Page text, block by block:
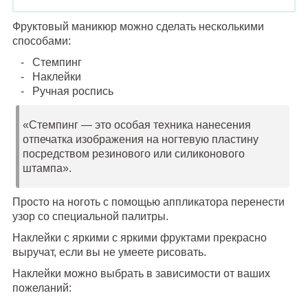
Фруктовый маникюр можно сделать несколькими
способами:
Стемпинг
Наклейки
Ручная роспись
«Стемпинг — это особая техника нанесения
отпечатка изображения на ногтевую пластину
посредством резинового или силиконового
штампа».
Просто на ноготь с помощью аппликатора перенести
узор со специальной палитры.
Наклейки с яркими с яркими фруктами прекрасно
выручат, если вы не умеете рисовать.
Наклейки можно выбрать в зависимости от ваших
пожеланий: